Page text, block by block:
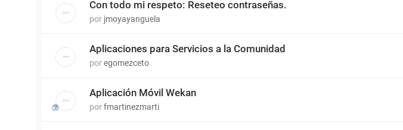
Con todo mi respeto: Reseteo contraseñas.
por jmoyayanguela
Aplicaciones para Servicios a la Comunidad
poregomezceto
Aplicación Móvil Wekan
porfmartinezmarti